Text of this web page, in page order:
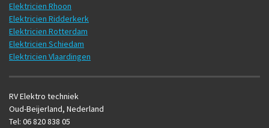
Elektricien Rhoon
Elektricien Ridderkerk
Elektricien Rotterdam
Elektricien Schiedam
Elektricien Vlaardingen
RV Elektro techniek
Oud-Beijerland, Nederland
Tel: 06 820 838 05